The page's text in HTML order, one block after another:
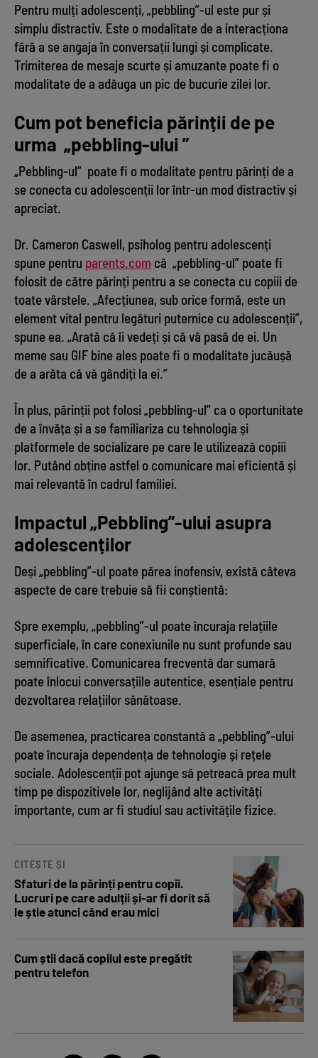
Pentru mulți adolescenți, „pebbling”-ul este pur și
simplu distractiv. Este o modalitate de a interacționa
fără a se angaja în conversații lungi și complicate.
Trimiterea de mesaje scurte și amuzante poate fi o
modalitate de a adăuga un pic de bucurie zilei lor.
Cum pot beneficia părinții de pe
urma „pebbling-ului ”
„Pebbling-ul” poate fi o modalitate pentru părinți de a
se conecta cu adolescenții lor într-un mod distractiv și
apreciat.
Dr. Cameron Caswell, psiholog pentru adolescenți
spune pentru parents.com că „pebbling-ul” poate fi
folosit de către părinți pentru a se conecta cu copiii de
toate vârstele. „Afecțiunea, sub orice formă, este un
element vital pentru legături puternice cu adolescenții”,
spune ea. „Arată că îi vedeți și că vă pasă de ei. Un
meme sau GIF bine ales poate fi o modalitate jucăușă
de a arăta că vă gândiți la ei.”
În plus, părinții pot folosi „pebbling-ul” ca o oportunitate
de a învăța și a se familiariza cu tehnologia și
platformele de socializare pe care le utilizează copiii
lor. Putând obține astfel o comunicare mai eficientă și
mai relevantă în cadrul familiei.
Impactul „Pebbling”-ului asupra
adolescenților
Deși „pebbling”-ul poate părea inofensiv, există câteva
aspecte de care trebuie să fii conștientă:
Spre exemplu, „pebbling”-ul poate încuraja relațiile
superficiale, în care conexiunile nu sunt profunde sau
semnificative. Comunicarea frecventă dar sumară
poate înlocui conversațiile autentice, esențiale pentru
dezvoltarea relațiilor sănătoase.
De asemenea, practicarea constantă a „pebbling”-ului
poate încuraja dependența de tehnologie și rețele
sociale. Adolescenții pot ajunge să petreacă prea mult
timp pe dispozitivele lor, neglijând alte activități
importante, cum ar fi studiul sau activitățile fizice.
CITEȘTE ȘI
Sfaturi de la părinți pentru copii.
Lucruri pe care adulții și-ar fi dorit să
le știe atunci când erau mici
Cum știi dacă copilul este pregătit
pentru telefon